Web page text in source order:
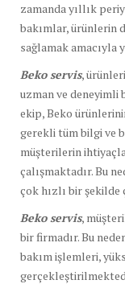
zamanda yıllık
bakımlar, ürünlerin
sağlamak amacıyla
Beko servis,
uzman ve deneyimli
ekip, Beko
gerekli tüm bilgi ve
müşterilerin
çalışmaktadır. Bu
çok hızlı bir
Beko servis,
bir firmadır. Bu
bakım işlemleri,